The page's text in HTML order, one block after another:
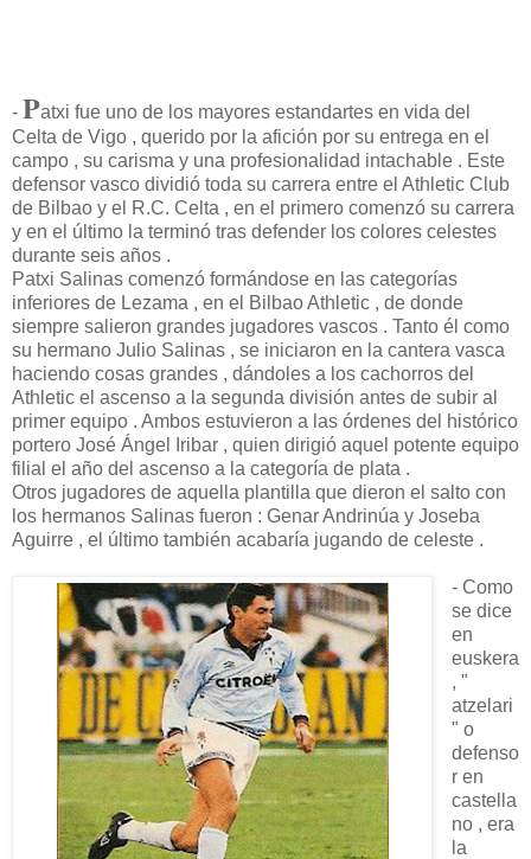
- Patxi fue uno de los mayores estandartes en vida del
Celta de Vigo , querido por la afición por su entrega en el
campo , su carisma y una profesionalidad intachable . Este
defensor vasco dividió toda su carrera entre el Athletic Club
de Bilbao y el R.C. Celta , en el primero comenzó su carrera
y en el último la terminó tras defender los colores celestes
durante seis años .
Patxi Salinas comenzó formándose en las categorías
inferiores de Lezama , en el Bilbao Athletic , de donde
siempre salieron grandes jugadores vascos . Tanto él como
su hermano Julio Salinas , se iniciaron en la cantera vasca
haciendo cosas grandes , dándoles a los cachorros del
Athletic el ascenso a la segunda división antes de subir al
primer equipo . Ambos estuvieron a las órdenes del histórico
portero José Ángel Iribar , quien dirigió aquel potente equipo
filial el año del ascenso a la categoría de plata .
Otros jugadores de aquella plantilla que dieron el salto con
los hermanos Salinas fueron : Genar Andrinúa y Joseba
Aguirre , el último también acabaría jugando de celeste .
- Como
se dice
en
euskera
, "
atzelari
" o
defenso
r en
castella
no , era
la